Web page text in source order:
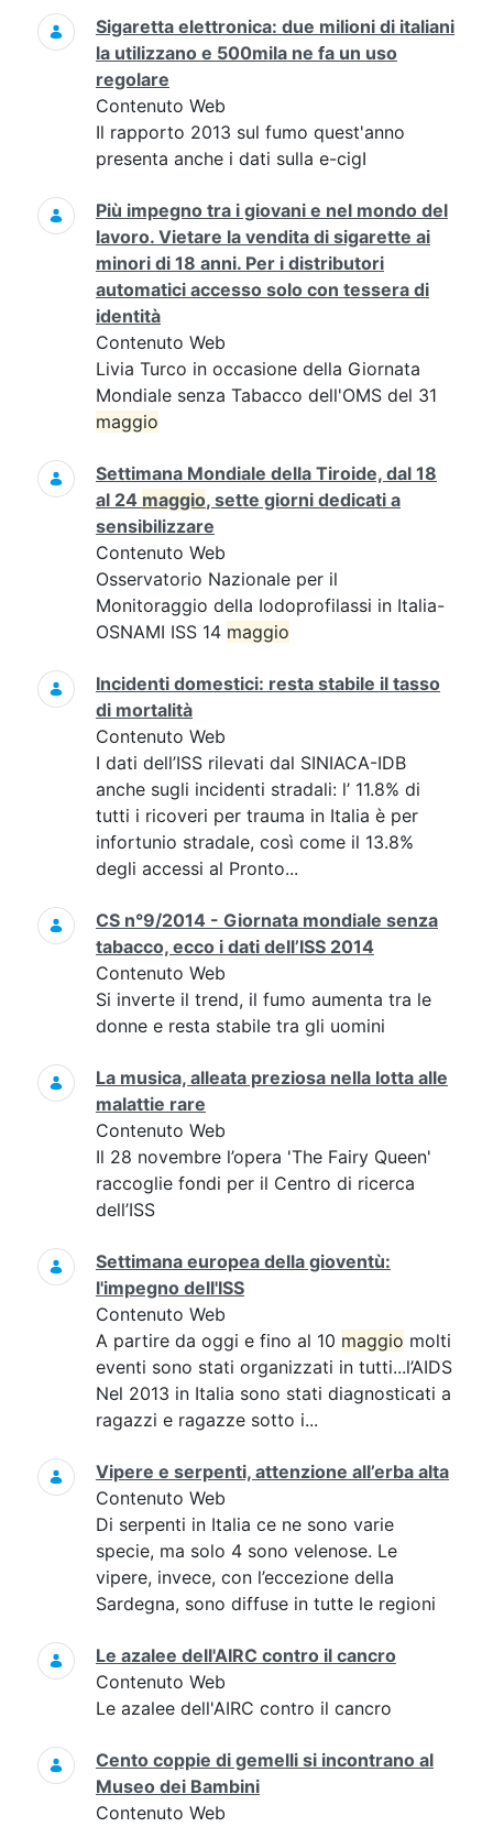
Sigaretta elettronica: due milioni di italiani
la utilizzano e 500mila ne fa un uso
regolare
Contenuto Web
Il rapporto 2013 sul fumo quest'anno
presenta anche i dati sulla e-cigI
Più impegno tra i giovani e nel mondo del
lavoro. Vietare la vendita di sigarette ai
minori di 18 anni. Per i distributori
automatici accesso solo con tessera di
identità
Contenuto Web
Livia Turco in occasione della Giornata
Mondiale senza Tabacco dell'OMS del 31
maggio
Settimana Mondiale della Tiroide, dal 18
al 24 maggio, sette giorni dedicati a
sensibilizzare
Contenuto Web
Osservatorio Nazionale per il
Monitoraggio della Iodoprofilassi in Italia-
OSNAMI ISS 14 maggio
Incidenti domestici: resta stabile il tasso
di mortalità
Contenuto Web
I dati dell’ISS rilevati dal SINIACA-IDB
anche sugli incidenti stradali: l’ 11.8% di
tutti i ricoveri per trauma in Italia è per
infortunio stradale, così come il 13.8%
degli accessi al Pronto...
CS n°9/2014 - Giornata mondiale senza
tabacco, ecco i dati dell’ISS 2014
Contenuto Web
Si inverte il trend, il fumo aumenta tra le
donne e resta stabile tra gli uomini
La musica, alleata preziosa nella lotta alle
malattie rare
Contenuto Web
Il 28 novembre l’opera 'The Fairy Queen'
raccoglie fondi per il Centro di ricerca
dell’ISS
Settimana europea della gioventù:
l'impegno dell'ISS
Contenuto Web
A partire da oggi e fino al 10 maggio molti
eventi sono stati organizzati in tutti...l’AIDS
Nel 2013 in Italia sono stati diagnosticati a
ragazzi e ragazze sotto i...
Vipere e serpenti, attenzione all’erba alta
Contenuto Web
Di serpenti in Italia ce ne sono varie
specie, ma solo 4 sono velenose. Le
vipere, invece, con l’eccezione della
Sardegna, sono diffuse in tutte le regioni
Le azalee dell'AIRC contro il cancro
Contenuto Web
Le azalee dell'AIRC contro il cancro
Cento coppie di gemelli si incontrano al
Museo dei Bambini
Contenuto Web